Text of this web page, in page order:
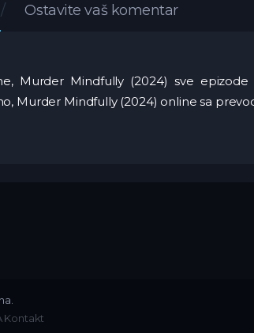
Ostavite vaš komentar
Murder Mindfully (2024) sve
Murder Mindfully (2024) online sa
Kontakt